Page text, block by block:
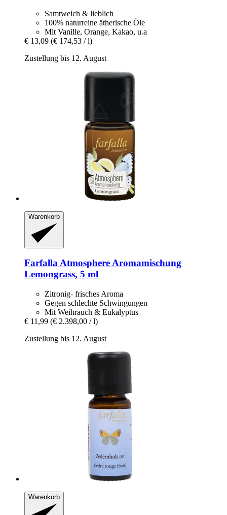
Samtweich & lieblich
100% naturreine ätherische Öle
Mit Vanille, Orange, Kakao, u.a
€ 13,09 (€ 174,53 / l)
Zustellung bis 12. August
Warenkorb
FarfallaAtmosphere Aromamischung
Lemongrass, 5 ml
Zitronig- frisches Aroma
Gegen schlechte Schwingungen
Mit Weihrauch & Eukalyptus
€ 11,99 (€ 2.398,00 / l)
Zustellung bis 12. August
Warenkorb